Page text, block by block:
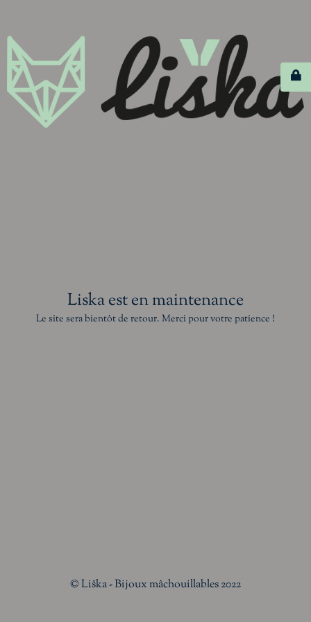
Liska est en maintenance
Le site sera bientôt de retour. Merci pour votre patience !
© Liška - Bijoux mâchouillables 2022